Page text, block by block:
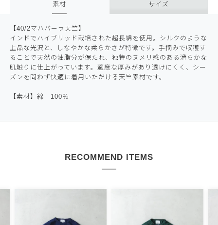
素材 サイズ
【40/2マハバーラ天竺】
インドでハイブリッド栽培された超長綿を使用。シルクのような
上品な光沢と、しなやかな柔らかさが特徴です。手摘みで収穫す
ることで天然の油脂分が保たれ、独特のヌメリ感のある滑らかな
肌触りに仕上がっています。適度な厚みがあり透けにくく、シー
ズンを問わず快適に着用いただける天竺素材です。
【素材】綿 100％
RECOMMEND ITEMS